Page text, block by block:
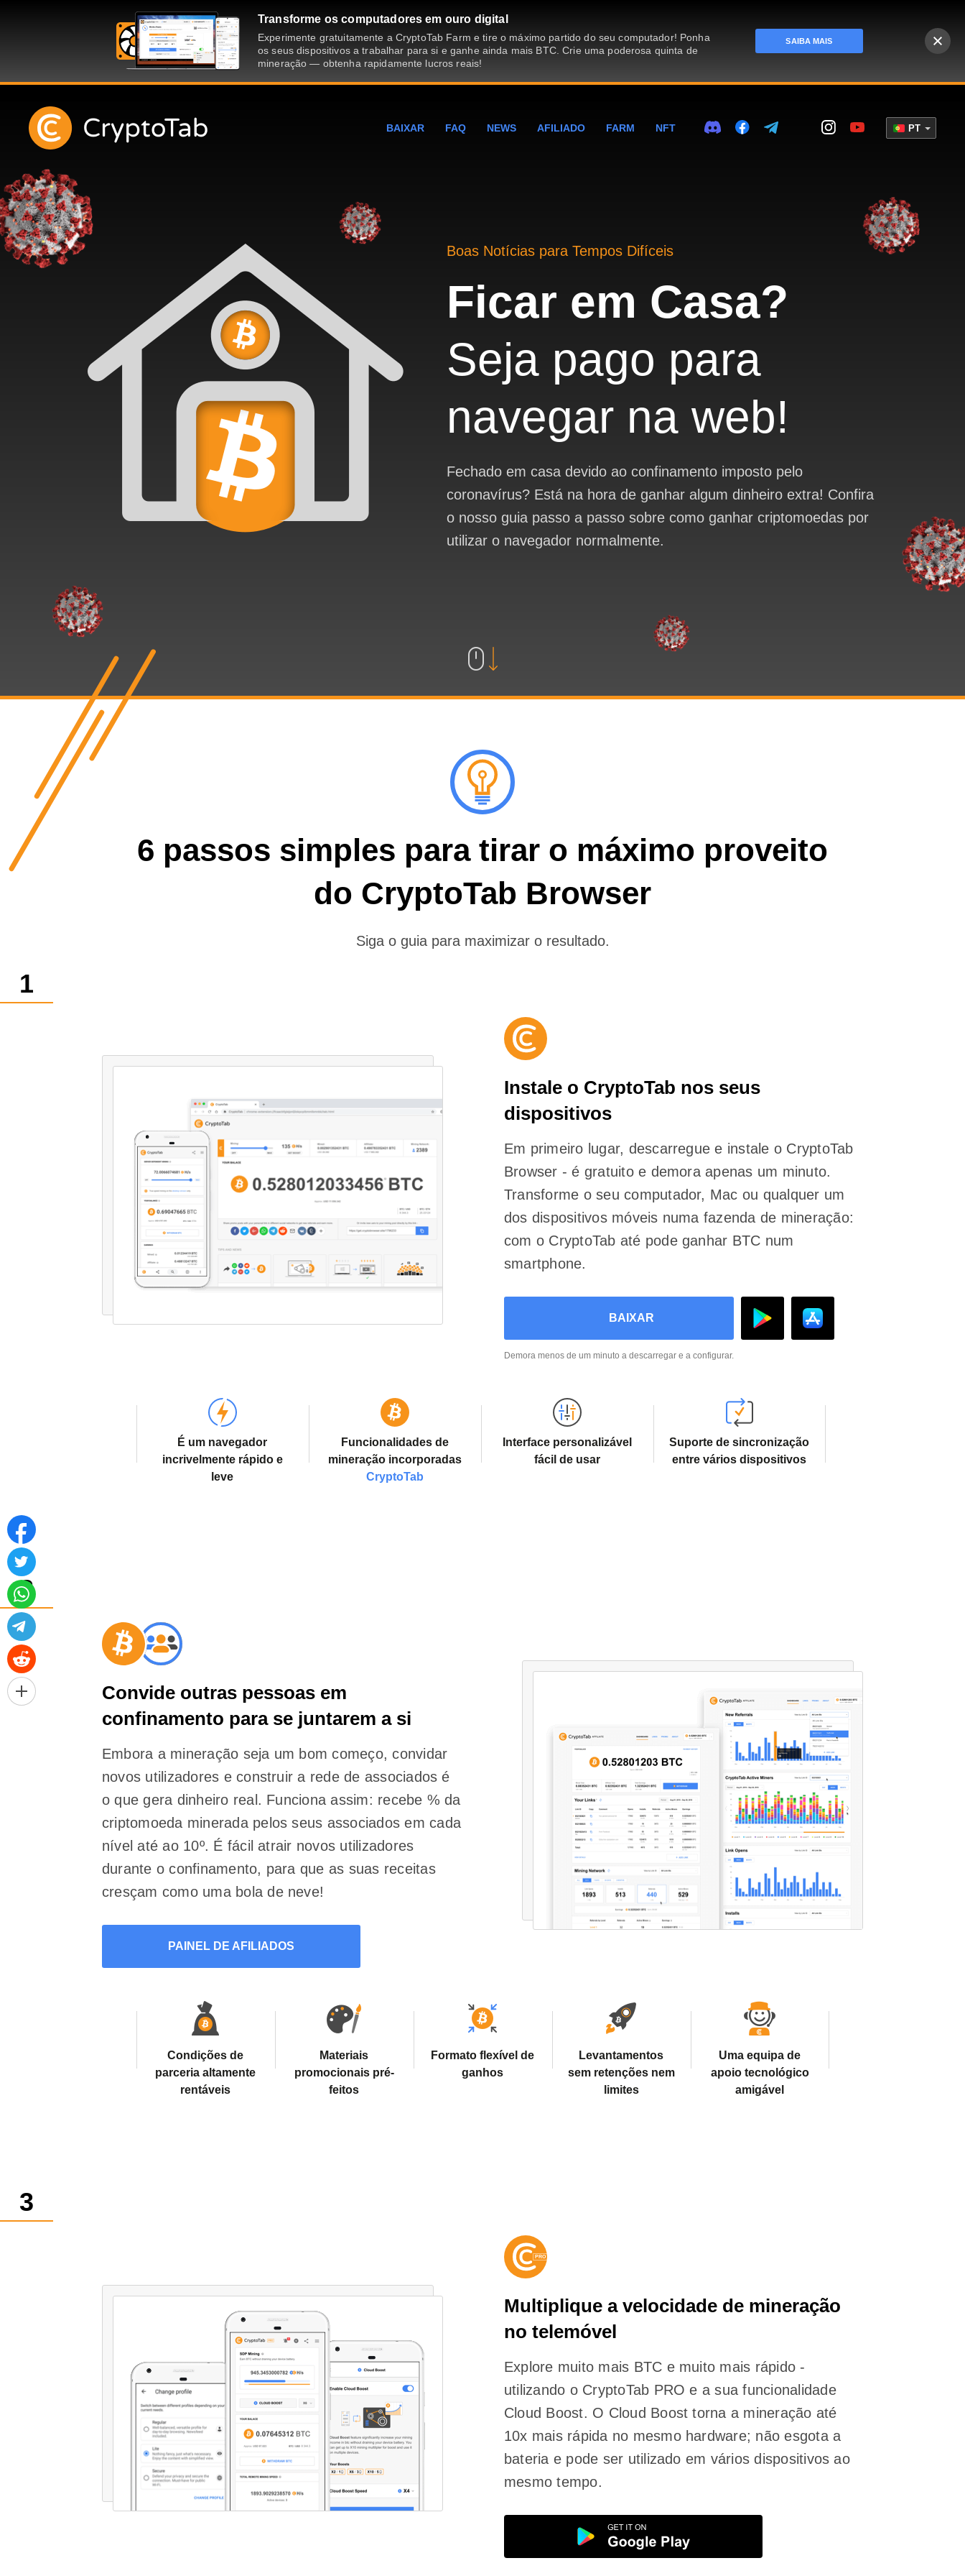
Transforme os computadores em ouro digital
Experimente gratuitamente a CryptoTab Farm e tire o máximo partido do seu computador! Ponha
os seus dispositivos a trabalhar para si e ganhe ainda mais BTC. Crie uma poderosa quinta de
mineração — obtenha rapidamente lucros reais!
SAIBA MAIS
BAIXAR FAQ NEWS AFILIADO FARM NFT PT
Boas Notícias para Tempos Difíceis
Ficar em Casa?
Seja pago para
navegar na web!
Fechado em casa devido ao confinamento imposto pelo
coronavírus? Está na hora de ganhar algum dinheiro extra! Confira
o nosso guia passo a passo sobre como ganhar criptomoedas por
utilizar o navegador normalmente.
6 passos simples para tirar o máximo proveito
do CryptoTab Browser
Siga o guia para maximizar o resultado.
Instale o CryptoTab nos seus
dispositivos
Em primeiro lugar, descarregue e instale o CryptoTab
Browser - é gratuito e demora apenas um minuto.
Transforme o seu computador, Mac ou qualquer um
dos dispositivos móveis numa fazenda de mineração:
com o CryptoTab até pode ganhar BTC num
smartphone.
BAIXAR
Demora menos de um minuto a descarregar e a configurar.
É um navegador
incrivelmente rápido e
leve
Funcionalidades de
mineração incorporadas
CryptoTab
Interface personalizável
fácil de usar
Suporte de sincronização
entre vários dispositivos
Convide outras pessoas em
confinamento para se juntarem a si
Embora a mineração seja um bom começo, convidar
novos utilizadores e construir a rede de associados é
o que gera dinheiro real. Funciona assim: recebe % da
criptomoeda minerada pelos seus associados em cada
nível até ao 10º. É fácil atrair novos utilizadores
durante o confinamento, para que as suas receitas
cresçam como uma bola de neve!
PAINEL DE AFILIADOS
Condições de
parceria altamente
rentáveis
Materiais
promocionais pré-
feitos
Formato flexível de
ganhos
Levantamentos
sem retenções nem
limites
Uma equipa de
apoio tecnológico
amigável
Multiplique a velocidade de mineração
no telemóvel
Explore muito mais BTC e muito mais rápido -
utilizando o CryptoTab PRO e a sua funcionalidade
Cloud Boost. O Cloud Boost torna a mineração até
10x mais rápida no mesmo hardware; não esgota a
bateria e pode ser utilizado em vários dispositivos ao
mesmo tempo.